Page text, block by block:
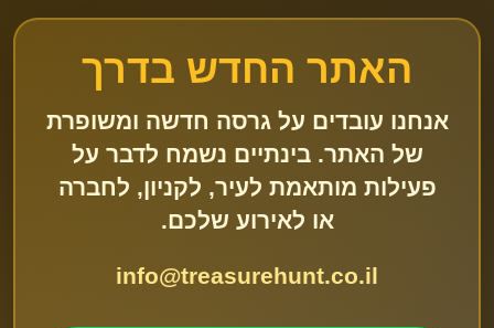
האתר החדש בדרך
אנחנו עובדים על גרסה חדשה ומשופרת
של האתר. בינתיים נשמח לדבר על
פעילות מותאמת לעיר, לקניון, לחברה
או לאירוע שלכם.
info@treasurehunt.co.il